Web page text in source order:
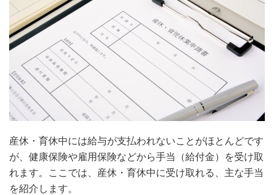
産休・育休中には給与が支払われないことがほとんどです
が、健康保険や雇用保険などから手当（給付金）を受け取
れます。ここでは、産休・育休中に受け取れる、主な手当
を紹介します。